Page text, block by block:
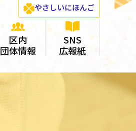
やさしいにほんご
区内
団体情報
SNS
広報紙